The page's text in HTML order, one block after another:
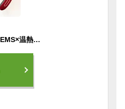
【5/23-9:59までP20倍+確定2780円相当お得！】EMS×温熱で首ケア NIPLUX NECK RELAX ニップラックス ネックリラックス 健康 グッズ 首 EMS プレゼント 女性 男性 実用的※ 医療用 首こり 解消グッズ マッサージ ネックマッサージャー マッサージ器 ではありません